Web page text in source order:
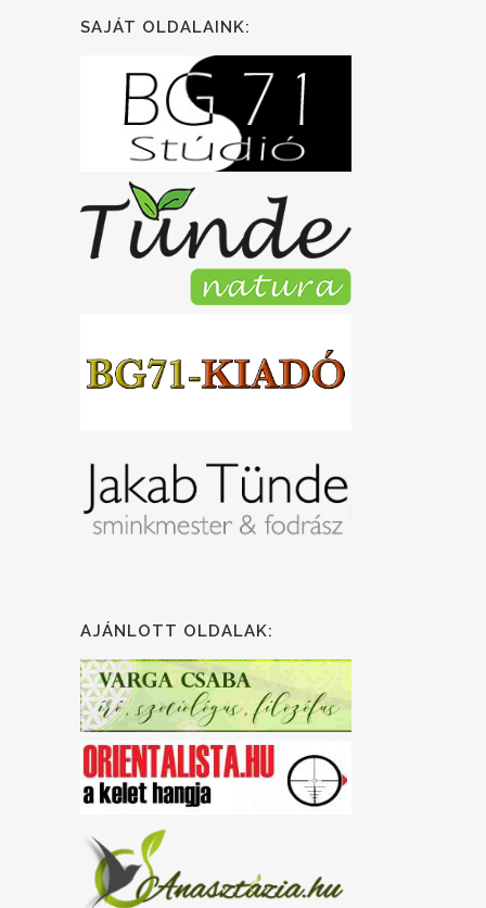
SAJÁT OLDALAINK:
AJÁNLOTT OLDALAK: